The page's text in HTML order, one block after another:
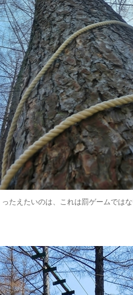
たえたいのは、これは罰ゲームではな